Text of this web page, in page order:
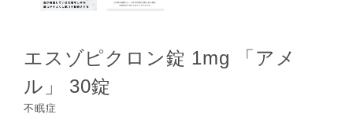
エスゾピクロン錠 1mg 「アメ
ル」 30錠
不眠症